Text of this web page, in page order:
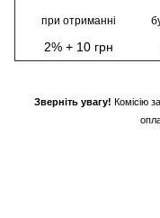
при отриманні
2% + 10 грн
Зверніть увагу! Комісію